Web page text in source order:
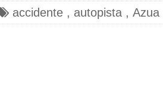
accidente , autopista , Azua